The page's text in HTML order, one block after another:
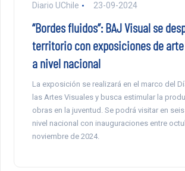
Diario UChile 23-09-2024
“Bordes fluidos”: BAJ Visual se
territorio con exposiciones de
a nivel nacional
La exposición se realizará en el marco del
las Artes Visuales y busca estimular la
obras en la juventud. Se podrá visitar en
nivel nacional con inauguraciones entre
noviembre de 2024.